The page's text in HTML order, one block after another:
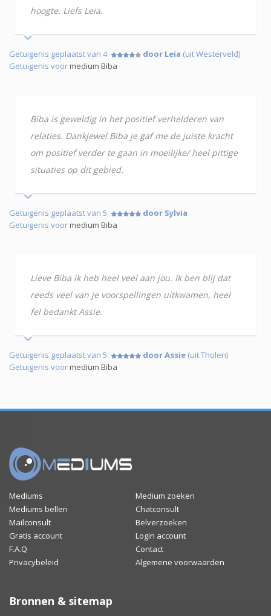
hoogte. Liefs Leia.
Getuigenis geplaatst van 4 door Leia (uit Westerveld)
Getuigenis voormedium Biba
Biba is geweldig in het positief verhelderen van
relaties. Dankjewel Biba je gaf me de juiste kracht
om positief verder te gaan in moeilijke/ heel pittige
situaties op dit gebied.
Getuigenis geplaatst van 5
door Sylvia
Getuigenis voormedium Biba
Lieve Biba ik heb heel veel aan jou. Ik ben blij dat
reeds veel van je voorspellingen uitkwamen, heel
fel bedankt Assie.
Getuigenis geplaatst van 5 door Assie (uit Tholen)
Getuigenis voormedium Biba
Mediums
Medium zoeken
Mediums bellen
Chatconsult
Mailconsult
Belverzoeken
Gratis account
Login account
F.A.Q
Contact
Privacybeleid
Algemene voorwaarden
Bronnen & sitemap